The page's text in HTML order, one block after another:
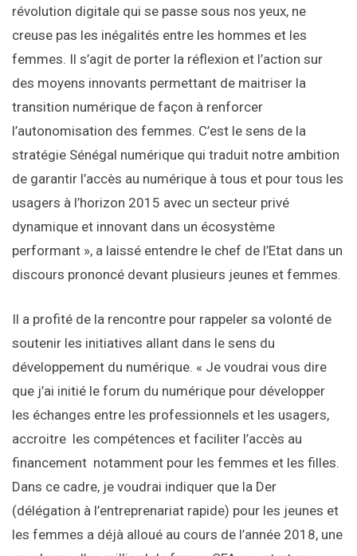
révolution digitale qui se passe sous nos yeux, ne
creuse pas les inégalités entre les hommes et les
femmes. Il s’agit de porter la réflexion et l’action sur
des moyens innovants permettant de maitriser la
transition numérique de façon à renforcer
l’autonomisation des femmes. C’est le sens de la
stratégie Sénégal numérique qui traduit notre ambition
de garantir l’accès au numérique à tous et pour tous les
usagers à l’horizon 2015 avec un secteur privé
dynamique et innovant dans un écosystème
performant », a laissé entendre le chef de l’Etat dans un
discours prononcé devant plusieurs jeunes et femmes.
Il a profité de la rencontre pour rappeler sa volonté de
soutenir les initiatives allant dans le sens du
développement du numérique. « Je voudrai vous dire
que j’ai initié le forum du numérique pour développer
les échanges entre les professionnels et les usagers,
accroitre les compétences et faciliter l’accès au
financement notamment pour les femmes et les filles.
Dans ce cadre, je voudrai indiquer que la Der
(délégation à l’entreprenariat rapide) pour les jeunes et
les femmes a déjà alloué au cours de l’année 2018, une